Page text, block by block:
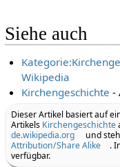
Siehe auch
Wikipedia
Kirchengeschichte -
Dieser Artikel basiert auf
Artikels Kirchengeschichte
de.wikipedia.org
und
Attribution/Share Alike
.
verfügbar.